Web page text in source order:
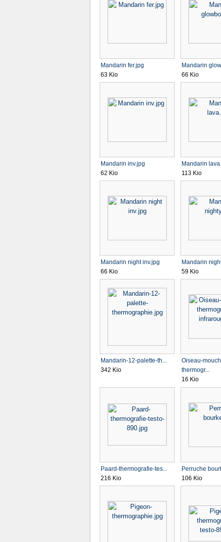
Mandarin fer.jpg
63 Kio
Mandarin
66 Kio
Mandarin inv.jpg
62 Kio
Mandarin
113 Kio
Mandarin night inv.jpg
66 Kio
Mandarin
59 Kio
Mandarin-12-palette-th...
342 Kio
Oiseau-
thermogr...
16 Kio
Paard-thermografie-tes...
216 Kio
Perruche
106 Kio